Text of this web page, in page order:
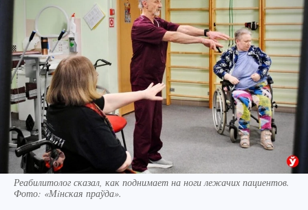
Реабилитолог сказал, как поднимает на ноги лежачих пациентов.
Фото: «Мiнская праўда».